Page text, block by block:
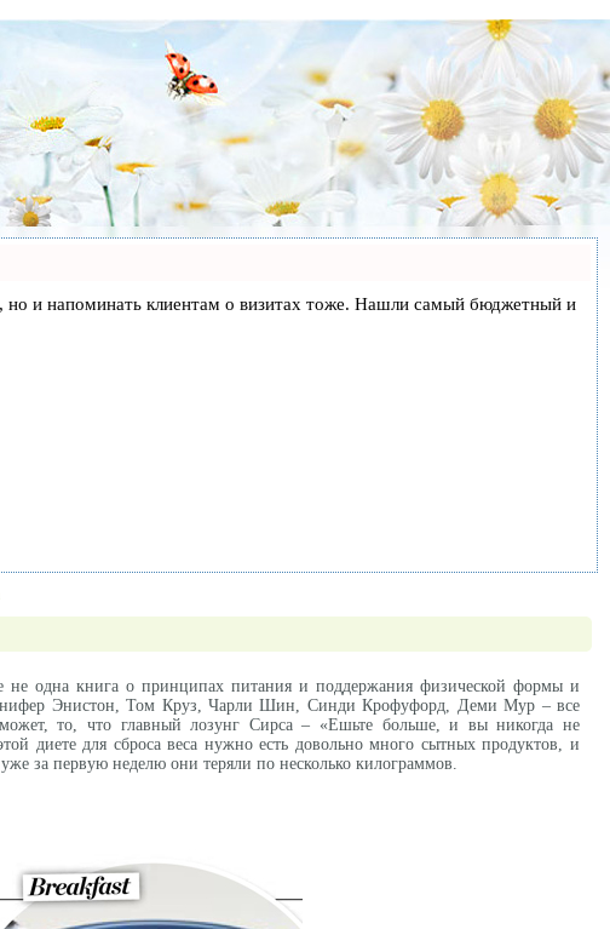
но и напоминать клиентам о визитах тоже. Нашли самый бюджетный и
одна книга о принципах питания и поддержания физической формы и
Энистон, Том Круз, Чарли Шин, Синди Крофуфорд, Деми Мур – все
то, что главный лозунг Сирса – «Ешьте больше, и вы никогда не
диете для сброса веса нужно есть довольно много сытных продуктов, и
за первую неделю они теряли по несколько килограммов.